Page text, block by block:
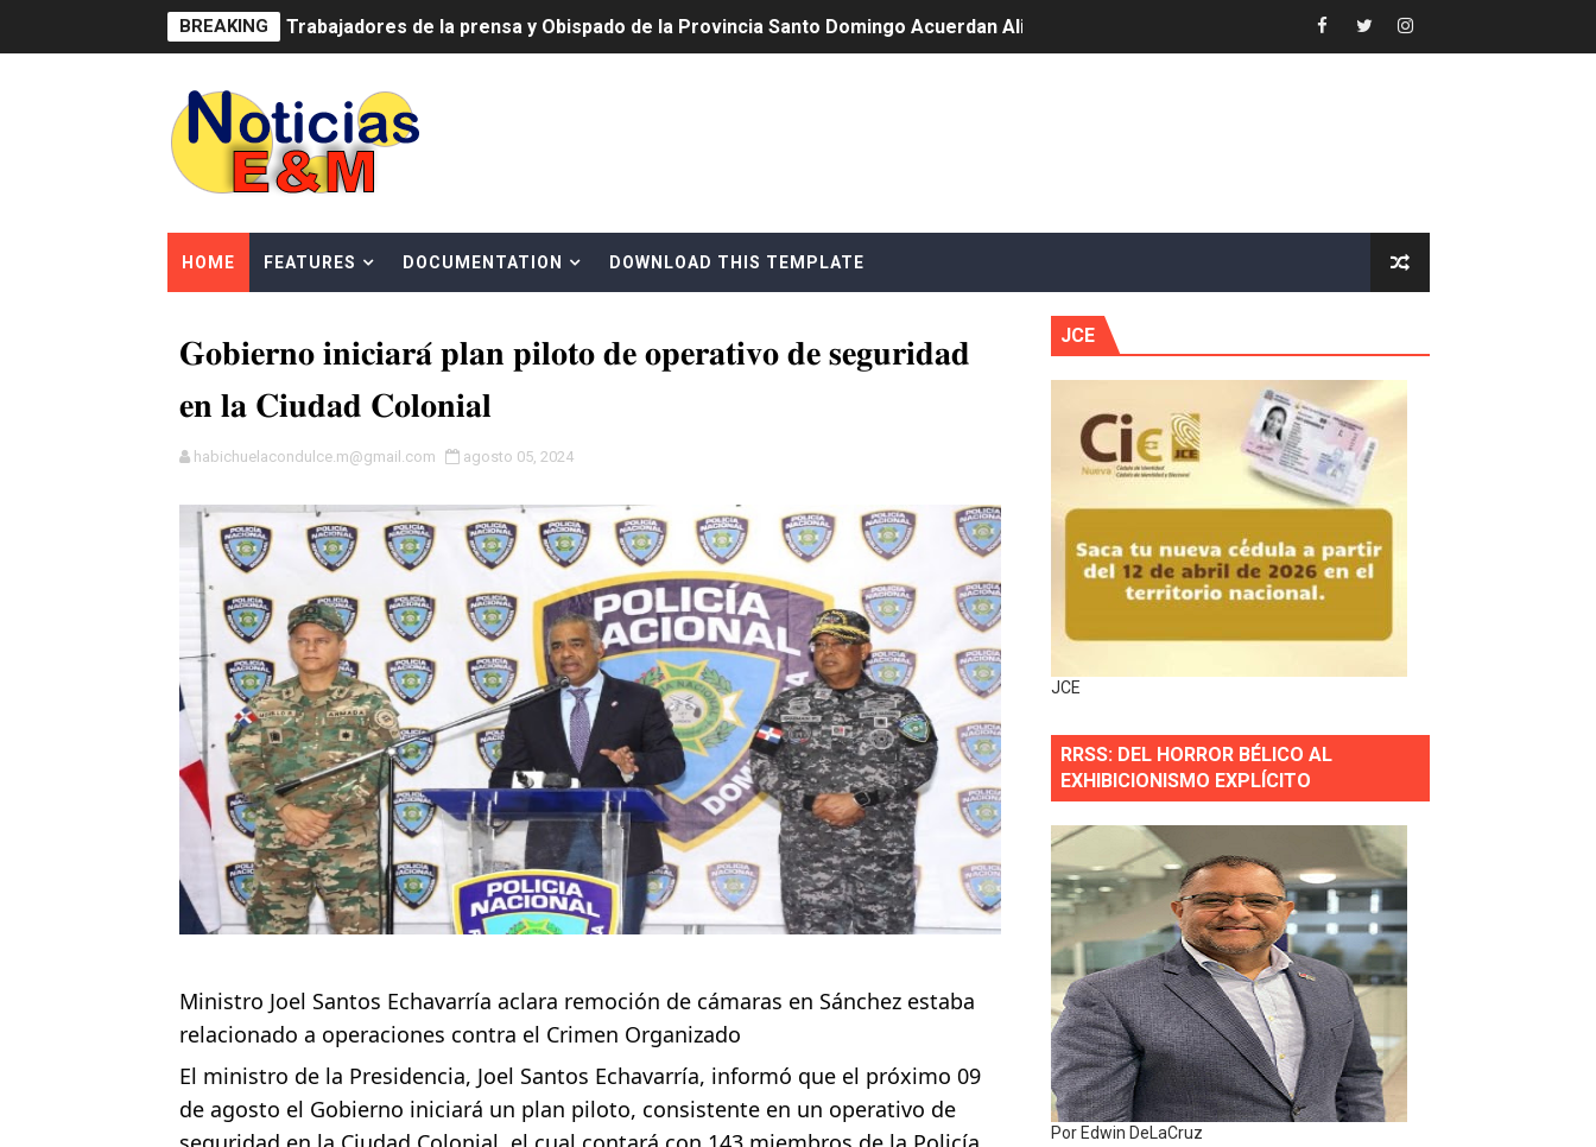
BREAKING Trabajadores de la prensa y Obispado de la Provincia Santo Domingo Acuerdan Alianza Estratégica para Impulsar el Desarrollo de Santo
Más de 180 dirigentes sindicales de las Américas se reúnen en República Dominicana para fortalecer el diálogo social y el trabajo decente
Restaurante Amigos es reconocido por sus cuatro décadas de excelencia en el sector gastronómico
Banco Popular escala 17 posiciones en los mil mejores bancos del mundo
SNS y el SRSO actualizan Manual de Comunicación Interna y Externa para fortalecer gestión comunicacional en salud
Osiris de León responde a Roberto Tineo y a Yeisy por sus críticas destempladas sobre Presa de Guaiguí: "Es ignorancia supina"
DGPCF: 55 años sembrando desarrollo y fortaleciendo la frontera dominicana
Operativo interagencial frena delitos ambientales y recupera terrenos en zonas protegidas del país
-Propeep y Gestión Presidencial encabezan entrega compensación a comerciantes impactados por la obra vial, en cumplimiento de un
Ministerio de Defensa siembra esperanza y protege el agua mediante Jornada de Reforestación en Manabao
MICM y CECCOM retienen 213,355 galones de combustibles y 46 millones de mercancías en lo que va de año
Bienes Nacionales recauda más de RD 57 millones en segunda subasta pública del año
Residentes en San Juan beneficiados con jornada asistencial de Desarrollo de la Comunidad y Ejército RD
El magistrado Henry Molina decidió no seguir en la Presidencia de la Suprema Corte de Justicia.
​Domingo Plácido critica la situación económica y califica de ineficiente la gestión del gobierno
Graduación XII Promoción Servicio Militar Voluntario
Fellito Suberví asegura en Carolina Mejía RD tiene la oportunidad histórica de elegir la primera mujer presidente de la República
Hipótesis policial sobre atentado a balazos en la avenida Abraham Lincoln y fallecer horas después
CESDN urge fortalecer el sistema eléctrico ante constantes apagones en Santo Domingo Norte
Candidato a presidente del Colegio de Notarios hace llamado a la unidad.
HOME FEATURES DOCUMENTATION DOWNLOAD THIS TEMPLATE
𝐆𝐨𝐛𝐢𝐞𝐫𝐧𝐨 𝐢𝐧𝐢𝐜𝐢𝐚𝐫𝐚́ 𝐩𝐥𝐚𝐧 𝐩𝐢𝐥𝐨𝐭𝐨 𝐝𝐞 𝐨𝐩𝐞𝐫𝐚𝐭𝐢𝐯𝐨 𝐝𝐞 𝐬𝐞𝐠𝐮𝐫𝐢𝐝𝐚𝐝
𝐞𝐧 𝐥𝐚 𝐂𝐢𝐮𝐝𝐚𝐝 𝐂𝐨𝐥𝐨𝐧𝐢𝐚𝐥
habichuelacondulce.m@gmail.com agosto 05, 2024
Ministro Joel Santos Echavarría aclara remoción de cámaras en Sánchez estaba
relacionado a operaciones contra el Crimen Organizado
El ministro de la Presidencia, Joel Santos Echavarría, informó que el próximo 09
de agosto el Gobierno iniciará un plan piloto, consistente en un operativo de
JCE
JCE
RRSS: DEL HORROR BÉLICO AL
EXHIBICIONISMO EXPLÍCITO
Por Edwin DeLaCruz